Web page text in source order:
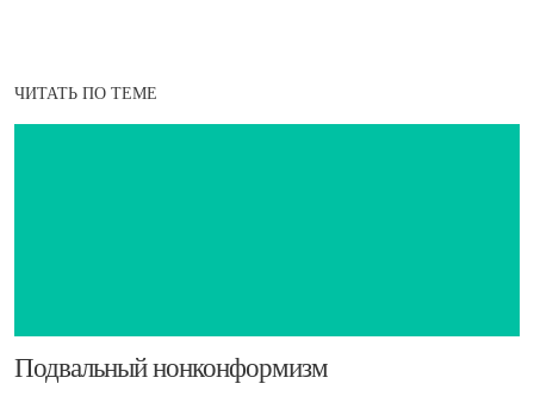
ЧИТАТЬ ПО ТЕМЕ
Подвальный нонконформизм